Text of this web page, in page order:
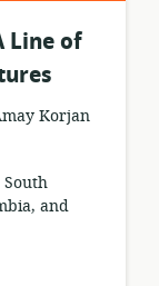
Line of
Korjan
and